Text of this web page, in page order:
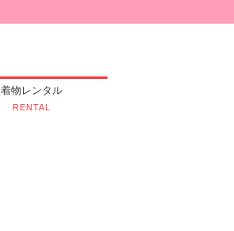
着物レンタル
RENTAL